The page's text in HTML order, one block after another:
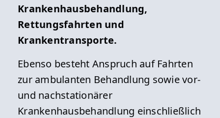
Krankenhausbehandlung,
Rettungsfahrten und
Krankentransporte.
Ebenso besteht Anspruch auf Fahrten
zur ambulanten Behandlung sowie vor-
und nachstationärer
Krankenhausbehandlung einschließlich